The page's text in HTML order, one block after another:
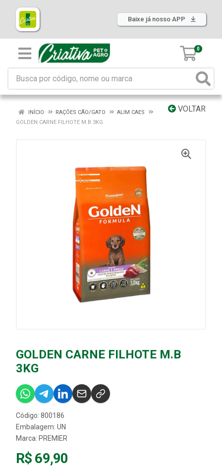
Baixe já nosso APP
0
VOLTAR
INÍCIO RAÇÕES CÃO/GATO
ALIM CAES
GOLDEN CARNE FILHOTE M.B 3KG
GOLDEN CARNE FILHOTE M.B
3KG
Código: 800186
Embalagem: UN
Marca: PREMIER
R$ 69,90